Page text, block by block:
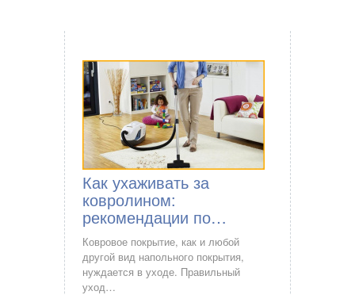
Как ухаживать за
ковролином:
рекомендации по…
Ковровое покрытие, как и любой
другой вид напольного покрытия,
нуждается в уходе. Правильный
уход…